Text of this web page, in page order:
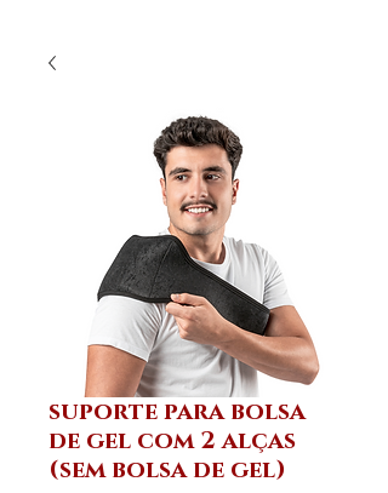
suporte para bolsa
de gel com 2 alças
(sem bolsa de gel)